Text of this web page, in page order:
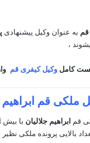
قم به عنوان وکیل پیشنهادی
،
کامل وکیل کیفری قم
ملکی قم ابراهیم
قم ابراهیم جلالیان با بیش
بالایی پرونده ملکی نظیر